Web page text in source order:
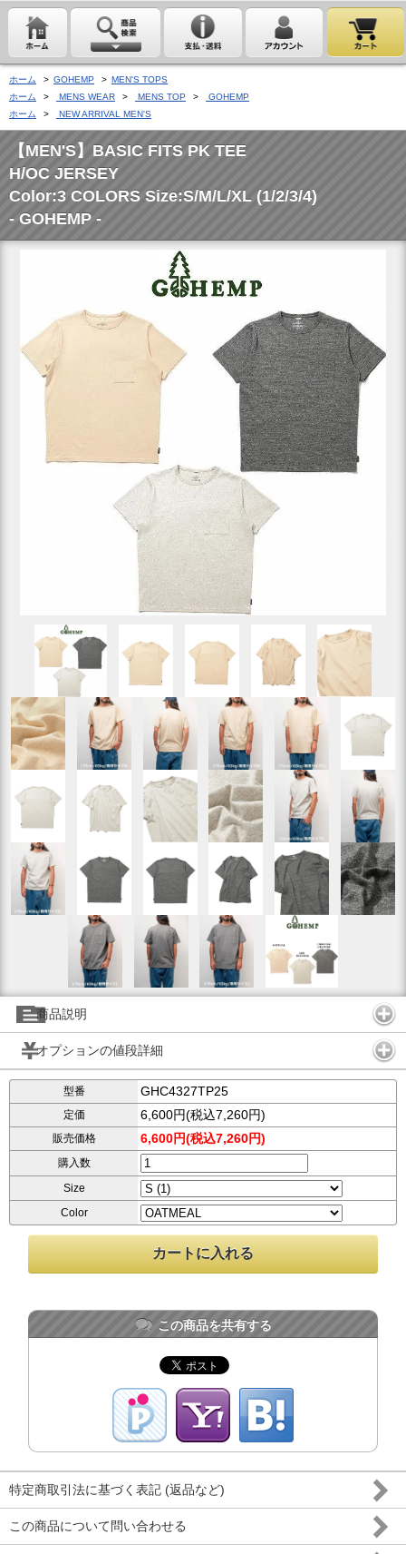
ホーム > GOHEMP > MEN'S TOPS
ホーム
> MENS WEAR > MENS TOP >
GOHEMP
ホーム
> NEW ARRIVAL MEN'S
【MEN'S】BASIC FITS PK TEE
H/OC JERSEY
Color:3 COLORS Size:S/M/L/XL (1/2/3/4)
- GOHEMP -
商品説明
オプションの値段詳細
型番 GHC4327TP25
定価 6,600円(税込7,260円)
販売価格 6,600円(税込7,260円)
購入数
Size
Color
この商品を共有する
特定商取引法に基づく表記 (返品など)
この商品について問い合わせる